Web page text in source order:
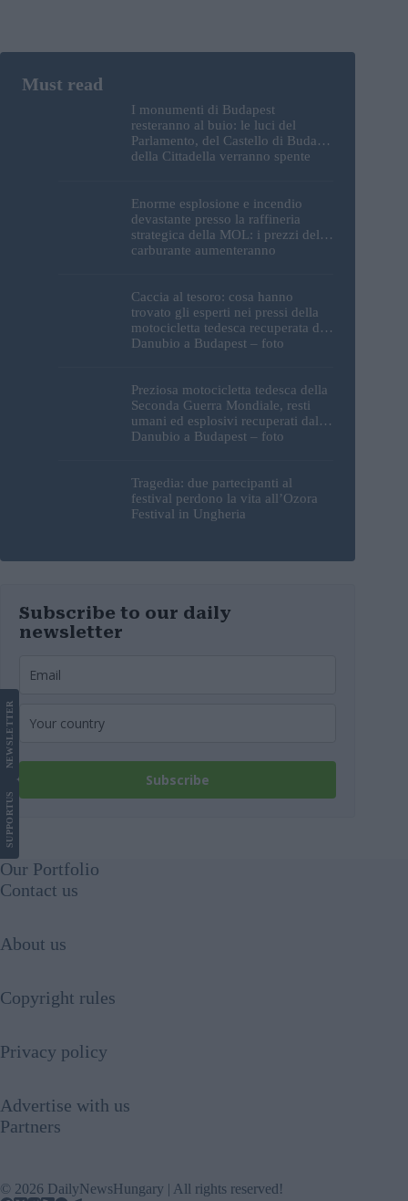
I monumenti di Budapest
resteranno al buio: le luci del
Parlamento, del Castello di Buda e
della Cittadella verranno spente
Enorme esplosione e incendio
devastante presso la raffineria
strategica della MOL: i prezzi del
carburante aumenteranno
Caccia al tesoro: cosa hanno
trovato gli esperti nei pressi della
motocicletta tedesca recuperata dal
Danubio a Budapest – foto
Preziosa motocicletta tedesca della
Seconda Guerra Mondiale, resti
umani ed esplosivi recuperati dal
Danubio a Budapest – foto
Tragedia: due partecipanti al
festival perdono la vita all’Ozora
Festival in Ungheria
Subscribe to our daily
newsletter
Subscribe
SUPPORT
US
NEWS
LETTER
Our Portfolio
Contact us
About us
Copyright rules
Privacy policy
Advertise with us
Partners
© 2026 DailyNewsHungary | All rights reserved!